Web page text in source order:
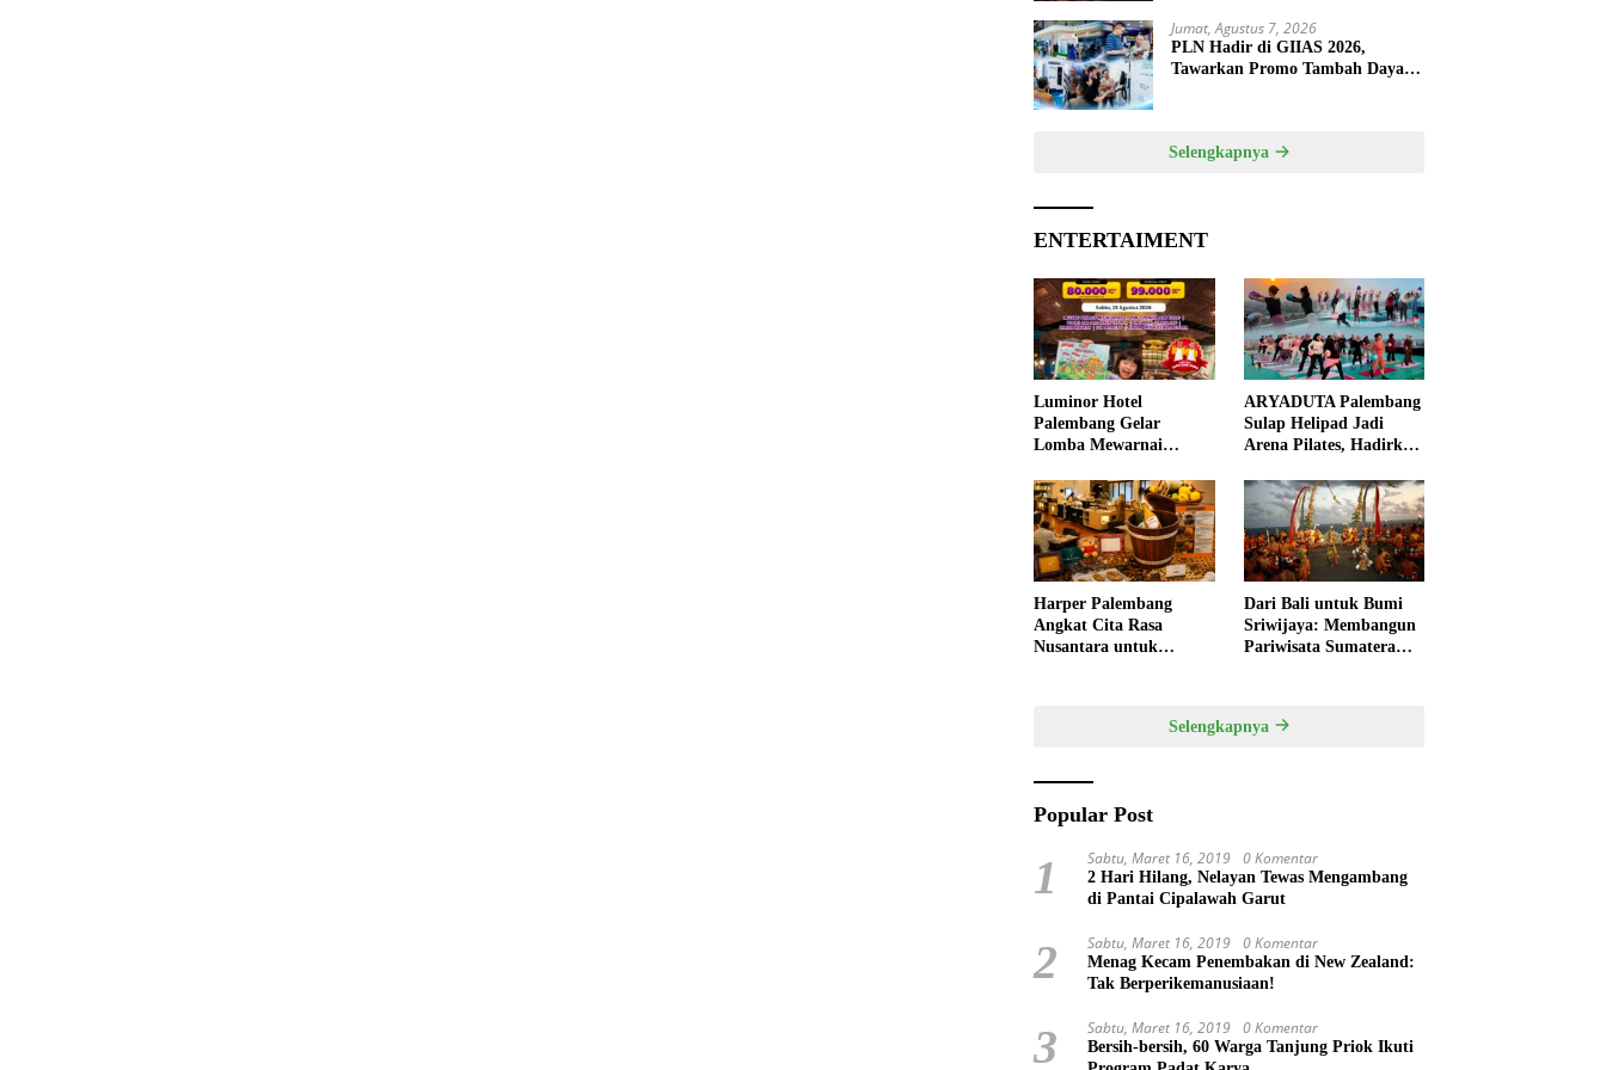
Jumat, Agustus 7, 2026
PLN Hadir di GIIAS 2026,
Tawarkan Promo Tambah Daya
Selengkapnya
ENTERTAIMENT
Luminor Hotel
Palembang Gelar
Lomba Mewarnai
Ajak Anak Asah
Kreativitas
ARYADUTA Palembang
Sulap Helipad Jadi
Arena Pilates, Hadirkan
Pertama di Kota
Pempek
Harper Palembang
Angkat Cita Rasa
Nusantara untuk
Dari Bali untuk Bumi
Sriwijaya: Membangun
Pariwisata Sumatera
Selengkapnya
Popular Post
1 Sabtu, Maret 16, 2019 0 Komentar
2 Hari Hilang, Nelayan Tewas Mengambang
di Pantai Cipalawah Garut
2 Sabtu, Maret 16, 2019 0 Komentar
Menag Kecam Penembakan di New Zealand:
Tak Berperikemanusiaan!
3 Sabtu, Maret 16, 2019 0 Komentar
Bersih-bersih, 60 Warga Tanjung Priok Ikuti